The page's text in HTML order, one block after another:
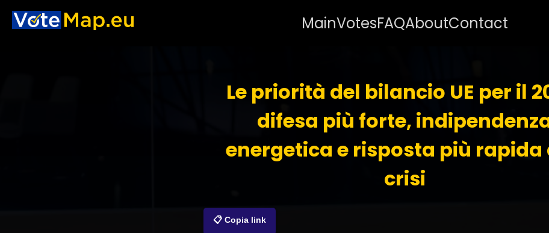
MainVotesFAQAboutContact
Le priorità del bilancio UE per il
difesa più forte,
energetica e risposta più rapida
crisi
📋 Copia link